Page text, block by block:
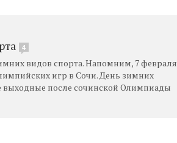
4
видов спорта. Напомним, 7 февраля
игр в Сочи. День зимних
выходные после сочинской Олимпиады